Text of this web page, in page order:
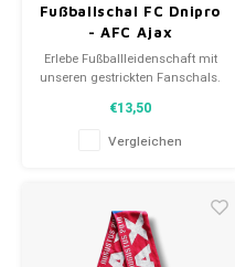
Fußballschal FC Dnipro
- AFC Ajax
Erlebe Fußballleidenschaft mit
unseren gestrickten Fanschals.
Spielernamen, jedes erzählt
eine Geschichte. Wähle aus
gebrauchten und neuen Schals
Deine Quelle für einzigartige
Fanschals!
€13,50
Vergleichen